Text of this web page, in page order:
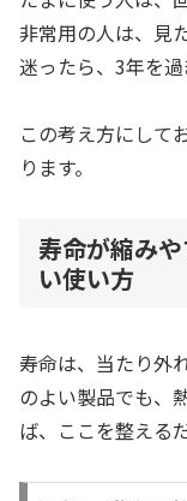
非常用の人は、見
迷ったら、3年を過
この考え方にして
ります。
寿命が縮み
い使い方
寿命は、当たり外
のよい製品でも、
ば、ここを整える